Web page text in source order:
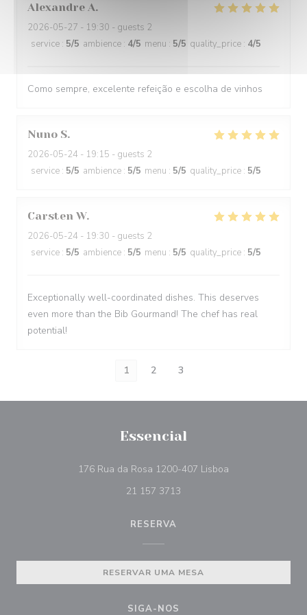
Alexandre A
2026-05-27 - 19:30 - guests 2
service : 5/5 ambience : 4/5 menu : 5/5 quality_price : 4/5
Como sempre, excelente refeição e escolha de vinhos
Nuno S
2026-05-24 - 19:15 - guests 2
service : 5/5 ambience : 5/5 menu : 5/5 quality_price : 5/5
Carsten W
2026-05-24 - 19:30 - guests 2
service : 5/5 ambience : 5/5 menu : 5/5 quality_price : 5/5
Exceptionally well-coordinated dishes. This deserves
even more than the Bib Gourmand! The chef has real
potential!
1 2 3
Essencial
176 Rua da Rosa 1200-407 Lisboa
21 157 3713
RESERVA
RESERVAR UMA MESA
SIGA-NOS